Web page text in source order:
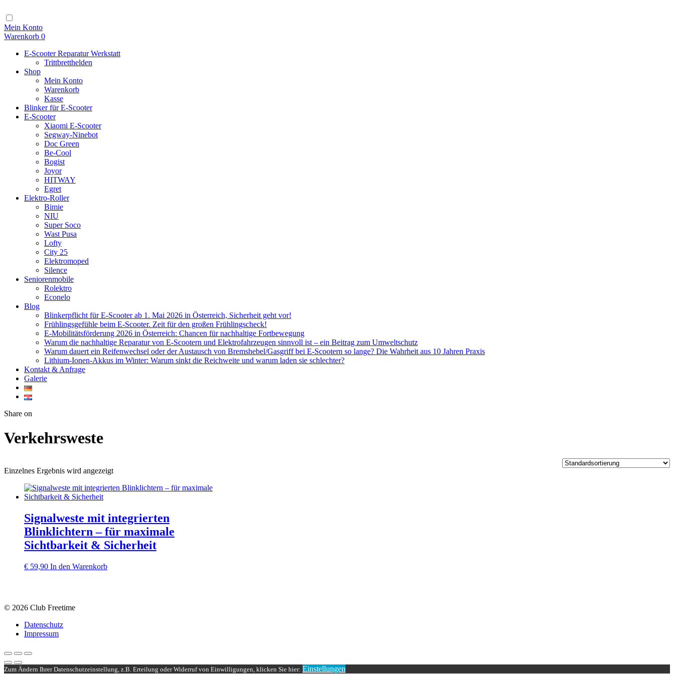
Inhalt
Mein Konto
Warenkorb 0
E-Scooter Reparatur Werkstatt
Trittbretthelden
Shop
Mein Konto
Warenkorb
Kasse
Blinker für E-Scooter
E-Scooter
Xiaomi E-Scooter
Segway-Ninebot
Doc Green
Be-Cool
Bogist
Joyor
HITWAY
Egret
Elektro-Roller
Bimie
NIU
Super Soco
Wast Pusa
Lofty
City 25
Elektromoped
Silence
Seniorenmobile
Rolektro
Econelo
Blog
Blinkerpflicht für E-Scooter ab 1. Mai 2026 in Österreich, Sicherheit geht vor!
Frühlingsgefühle beim E-Scooter. Zeit für den großen Frühlingscheck!
E-Mobilitätsförderung 2026 in Österreich: Chancen für nachhaltige Fortbewegung
Warum die nachhaltige Reparatur von E-Scootern und Elektrofahrzeugen sinnvoll ist – ein Beitrag zum Umweltschutz
Warum dauert ein Reifenwechsel oder der Austausch von Bremshebel/Gasgriff bei E-Scootern so lange? Die Wahrheit aus 10 Jahren Praxis
Lithium-Ionen-Akkus im Winter: Warum sinkt die Reichweite und warum laden sie schlechter?
Kontakt & Anfrage
Galerie
Share on
Verkehrsweste
Einzelnes Ergebnis wird angezeigt
Signalweste mit integrierten
Blinklichtern – für maximale
Sichtbarkeit & Sicherheit
€ 59,90 In den Warenkorb
© 2026 Club Freetime
Datenschutz
Impressum
Zum Ändern Ihrer Datenschutzeinstellung, z.B. Erteilung oder Widerruf von Einwilligungen, klicken Sie hier: Einstellungen